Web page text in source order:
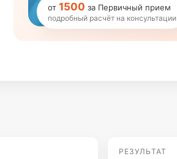
от 1500 за Первичный прием
подробный расчёт на консультации
РЕЗУЛЬТАТ